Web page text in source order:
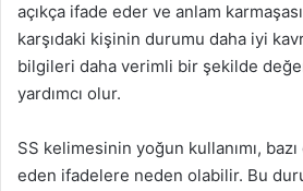
açıkça ifade eder ve anlam
karşıdaki kişinin durumu daha iyi
bilgileri daha verimli bir şekilde
yardımcı olur.
SS kelimesinin yoğun kullanımı,
eden ifadelere neden olabilir. Bu